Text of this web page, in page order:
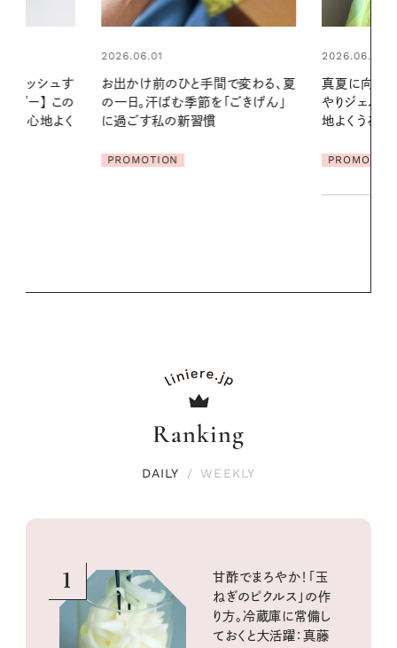
変わる、夏
ごきげん」
2026.06.01
真夏に向けて、ハーブが香るひん
やりジェルと出合う。暑い季節に心
地よくうるおう、軽やかなボディケ
PROMOTION
2026.06.01
暑い夏のナイ
える夜の爽
Ranking
DAILY / WEEKLY
1
甘酢でまろやか！「玉
ねぎのピクルス」の作
り方。冷蔵庫に常備し
ておくと大活躍：真藤